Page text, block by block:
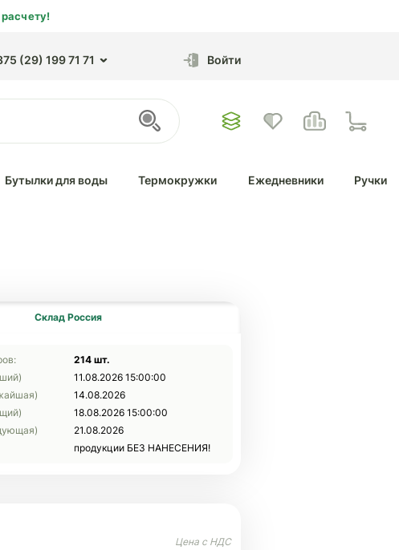
(29) 199 71 71 Войти
Бутылки для воды Термокружки Ежедневники Ручки
Склад Россия
214 шт.
11.08.2026 15:00:00
14.08.2026
18.08.2026 15:00:00
21.08.2026
продукции БЕЗ НАНЕСЕНИЯ!